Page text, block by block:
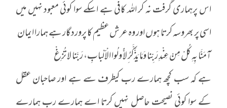
اس پرہماری گرفت نہ کر اللہ کافی ہے اسکے سوا کوئی معبود نہیں میں
اسی پر بھروسہ کرتا ہوں اور وہ عرش عظیم کا پروردگار ہے ہمارا ایمان
آمَنَّا بِہِ کُلّ مِنْ عِنْدِ رَبِّنا وَمَا یَذَّکَّرُ ِلاَّ ُولُوا الْاََلْبابِ، رَبَّنا لا تُزِغْ
ہے کہ سب کچھ ہمارے رب کیطرف سے ہے اور صاحبان عقل
کے سوا کوئی نصیحت حاصل نہیں کرتا اے ہمارے رب ہمارے